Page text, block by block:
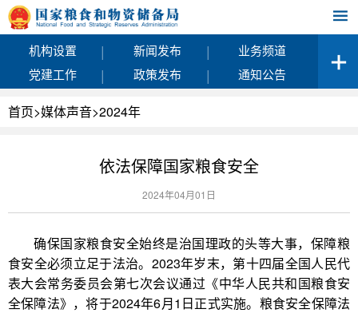
机构设置 | 新闻发布 |
业务频道
党建工作
| 政策发布 | 通知公告
首页>媒体声音>2024年
依法保障国家粮食安全
2024年04月01日
确保国家粮食安全始终是治国理政的头等大事，保障粮
食安全必须立足于法治。2023年岁末，第十四届全国人民代
表大会常务委员会第七次会议通过《中华人民共和国粮食安
全保障法》，将于2024年6月1日正式实施。粮食安全保障法